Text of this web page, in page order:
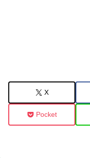
X
Pocket